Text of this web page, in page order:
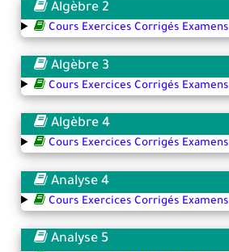
Algèbre 2
Cours Exercices Corrigés Examens
Algèbre 3
Cours Exercices Corrigés Examens
Algèbre 4
Cours Exercices Corrigés Examens
Analyse 4
Cours Exercices Corrigés Examens
Analyse 5